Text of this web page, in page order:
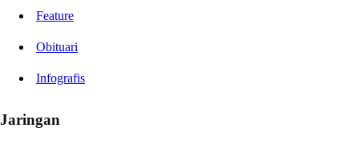
Feature
Obituari
Infografis
Jaringan